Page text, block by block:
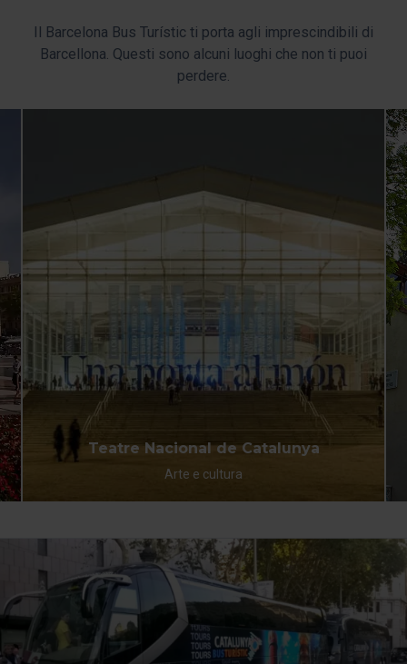
Il Barcelona Bus Turístic ti porta agli imprescindibili di
Barcellona. Questi sono alcuni luoghi che non ti puoi
perdere.
Teatre Nacional de Catalunya
Arte e cultura